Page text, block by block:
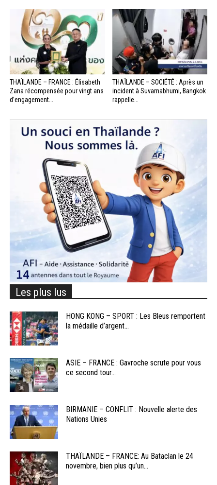
THAÏLANDE – FRANCE : Élisabeth
Zana récompensée pour vingt ans
d’engagement...
THAÏLANDE – SOCIÉTÉ : Après un
incident à Suvarnabhumi, Bangkok
rappelle...
Les plus lus
HONG KONG – SPORT : Les Bleus remportent
la médaille d’argent...
ASIE – FRANCE : Gavroche scrute pour vous
ce second tour...
BIRMANIE – CONFLIT : Nouvelle alerte des
Nations Unies
THAÏLANDE – FRANCE: Au Bataclan le 24
novembre, bien plus qu’un...